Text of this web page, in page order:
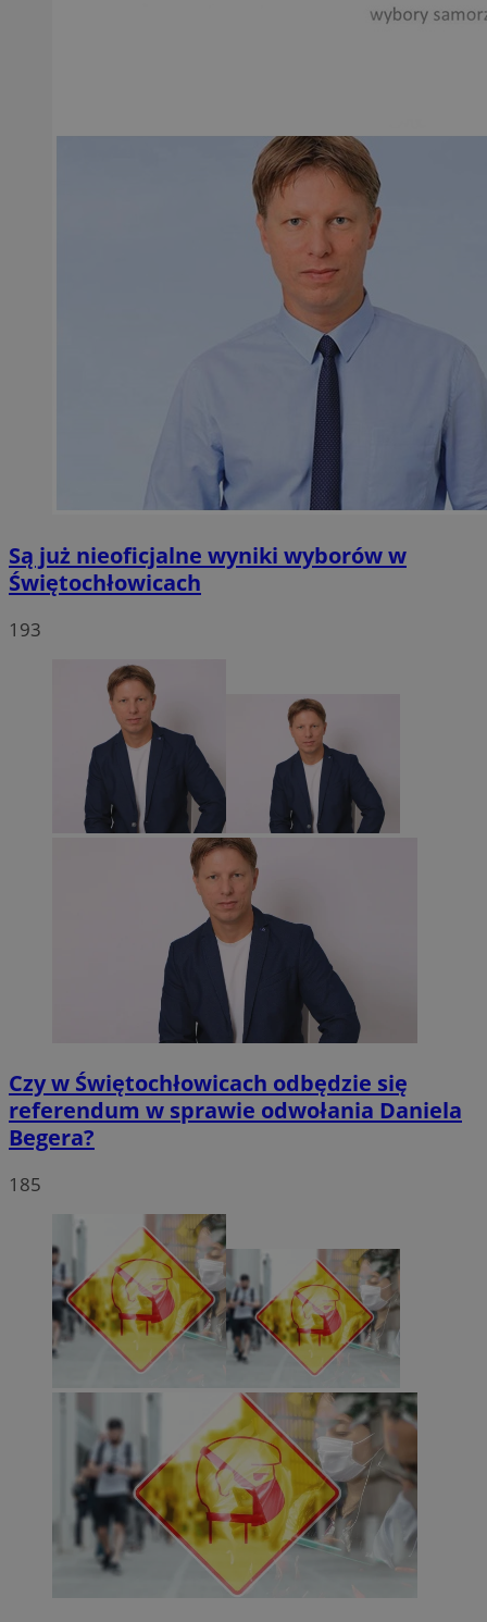
Są już nieoficjalne wyniki wyborów w
Świętochłowicach
193
Czy w Świętochłowicach odbędzie się
referendum w sprawie odwołania Daniela
Begera?
185